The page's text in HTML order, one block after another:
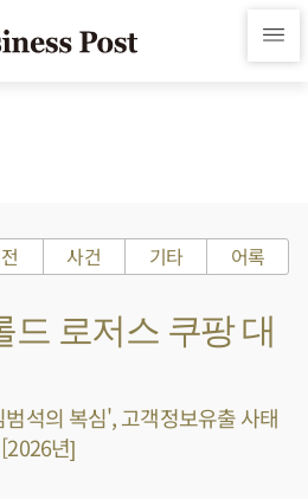
사건 기타 어록
드 로저스 쿠팡 대
석의 복심', 고객정보유출 사태
년]